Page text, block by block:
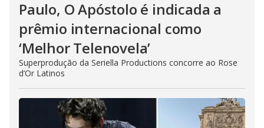
Paulo, O Apóstolo é indicada a
prêmio internacional como
‘Melhor Telenovela’
Superprodução da Seriella Productions concorre ao Rose
d’Or Latinos